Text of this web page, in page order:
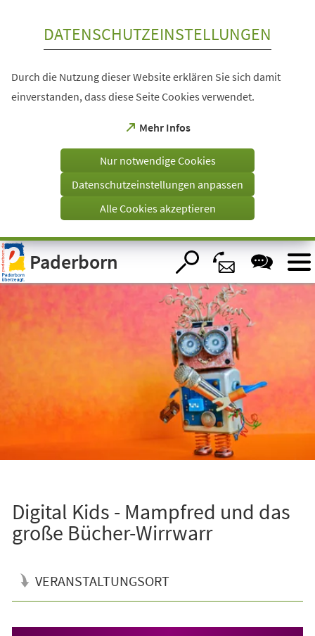
Visuelle
Assistenzsoftware
öffnen.
DATENSCHUTZEINSTELLUNGEN
Durch die Nutzung dieser Website erklären Sie sich damit
einverstanden, dass diese Seite Cookies verwendet.
Mehr Infos
(Öffnet
einem
Tab)
Nur notwendige Cookies
Datenschutzeinstellungen anpassen
Alle Cookies akzeptieren
Paderborn
Digital Kids - Mampfred und das
große Bücher-Wirrwarr
VERANSTALTUNGSORT